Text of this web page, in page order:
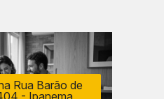
Rua Barão de
- Ipanema